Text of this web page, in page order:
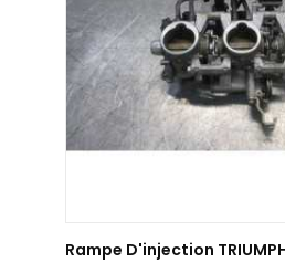
Rampe D'injection